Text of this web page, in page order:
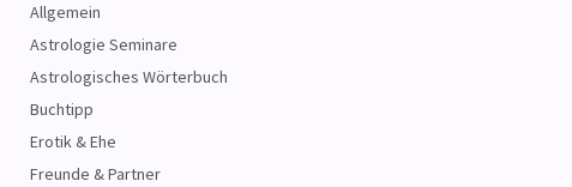
Allgemein
Astrologie Seminare
Astrologisches Wörterbuch
Buchtipp
Erotik & Ehe
Freunde & Partner